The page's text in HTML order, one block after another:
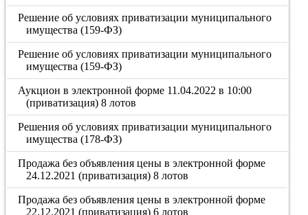
Решение об условиях приватизации муниципального
имущества (159-ФЗ)
Решение об условиях приватизации муниципального
имущества (159-ФЗ)
Аукцион в электронной форме 11.04.2022 в 10:00
(приватизация) 8 лотов
Решения об условиях приватизации муниципального
имущества (178-ФЗ)
Продажа без объявления цены в электронной форме
24.12.2021 (приватизация) 8 лотов
Продажа без объявления цены в электронной форме
22.12.2021 (приватизация) 6 лотов